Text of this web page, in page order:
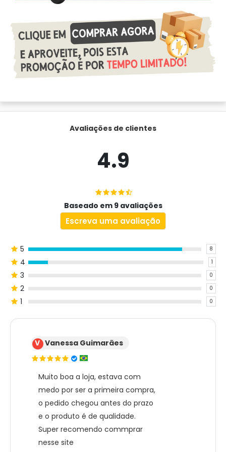
Avaliações de clientes
4.9
Baseado em 9 avaliações
Escreva uma avaliação
5 8
4 1
3 0
2 0
1 0
V Vanessa Guimarães
Muito boa a loja, estava com
medo por ser a primeira compra,
o pedido chegou antes do prazo
e o produto é de qualidade.
Super recomendo commprar
nesse site